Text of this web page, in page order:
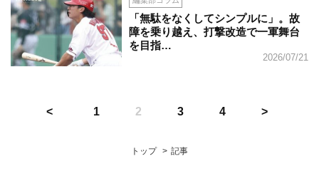
「無駄をなくしてシンプルに」。故
障を乗り越え、打撃改造で一軍舞台
を目指…
2026/07/21
1 2 3 4
トップ 記事